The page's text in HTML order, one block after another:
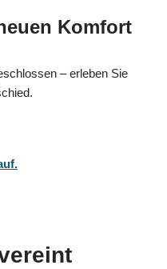
Komfort
– erleben Sie